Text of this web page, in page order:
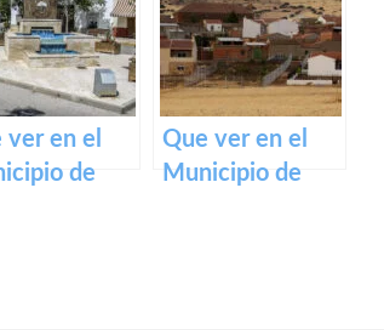
La
Mancha
ver en el
de
Que ver en el
Municipio de